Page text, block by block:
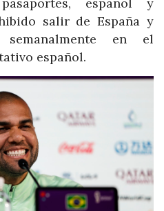
salir de España y
semanalmente en el
español.